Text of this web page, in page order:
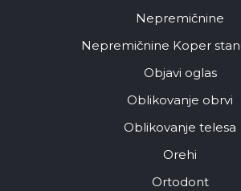
Nepremičnine
Nepremičnine Koper
Objavi oglas
Oblikovanje obrvi
Oblikovanje telesa
Orehi
Ortodont